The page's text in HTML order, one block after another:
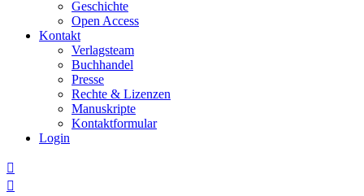
Geschichte
Open Access
Kontakt
Verlagsteam
Buchhandel
Presse
Rechte & Lizenzen
Manuskripte
Kontaktformular
Login

